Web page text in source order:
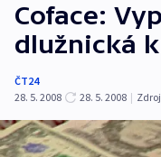
Coface:
dlužnická
ČT24
28. 5. 2008
28. 5. 2008 |